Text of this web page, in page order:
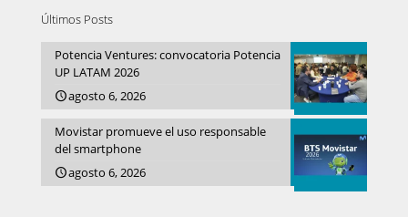
Últimos Posts
Potencia Ventures: convocatoria Potencia
UP LATAM 2026
agosto 6, 2026
Movistar promueve el uso responsable
del smartphone
agosto 6, 2026